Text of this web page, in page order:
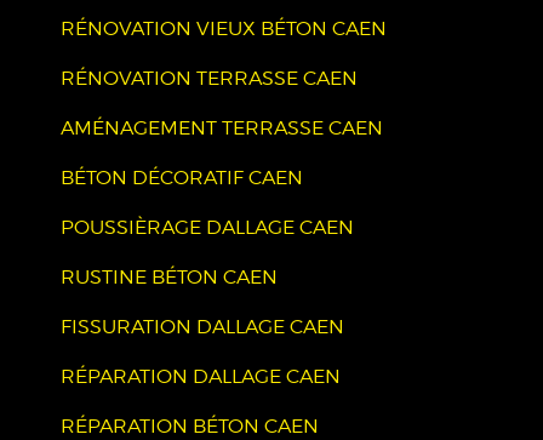
RÉNOVATION VIEUX BÉTON CAEN
RÉNOVATION TERRASSE CAEN
AMÉNAGEMENT TERRASSE CAEN
BÉTON DÉCORATIF CAEN
POUSSIÈRAGE DALLAGE CAEN
RUSTINE BÉTON CAEN
FISSURATION DALLAGE CAEN
RÉPARATION DALLAGE CAEN
RÉPARATION BÉTON CAEN